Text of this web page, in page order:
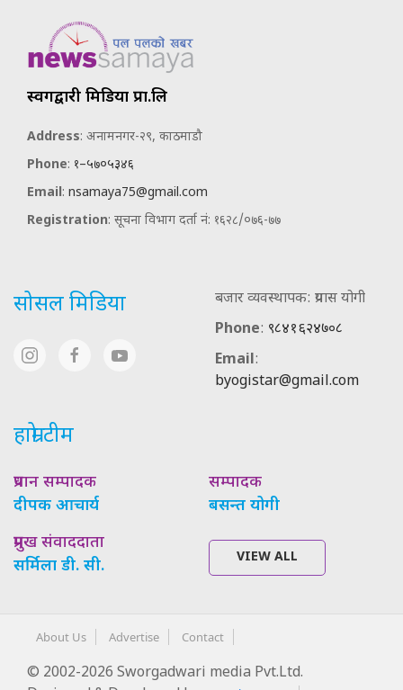
स्वर्गद्वारी मिडिया प्रा.लि
Address: अनामनगर-२९, काठमाडौ
Phone: १–५७०५३४६
Email: nsamaya75@gmail.com
Registration: सूचना विभाग दर्ता नं: १६२८/०७६-७७
सोसल मिडिया
बजार व्यवस्थापक: प्रयास योगी
Phone: ९८४१६२४७०८
Email:
byogistar@gmail.com
हाम्रो टीम
प्रधान सम्पादक
दीपक आचार्य
सम्पादक
बसन्त योगी
प्रमुख संवाददाता
सर्मिला डी. सी.
VIEW ALL
About Us Advertise Contact
© 2002-2026 Sworgadwari media Pvt.Ltd.